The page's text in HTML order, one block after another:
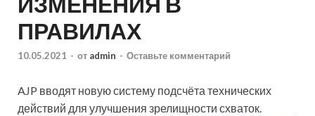
ПРАВИЛАХ
10.05.2021 - от admin - Оставьте комментарий
AJP вводят новую систему подсчёта технических
действий для улучшения зрелищности схваток.